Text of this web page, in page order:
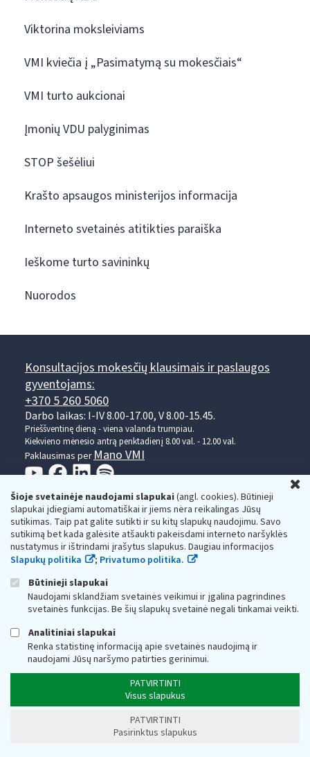
Šioje svetainėje naudojami slapukai(angl. cookies). Būtinieji
slapukai įdiegiami automatiškai ir jiems nėra reikalingas Jūsų
sutikimas. Taip pat galite sutikti ir su kitų slapukų naudojimu. Savo
sutikimą bet kada galėsite atšaukti pakeisdami interneto naršyklės
nustatymus ir ištrindami įrašytus slapukus. Daugiau informacijos
Slapukų politika
; Privatumo politika.
Būtinieji slapukai
Naudojami sklandžiam svetainės veikimui ir įgalina pagrindines
svetainės funkcijas. Be šių slapukų svetainė negali tinkamai veikti.
Analitiniai slapukai
Renka statistinę informaciją apie svetainės naudojimą ir
naudojami Jūsų naršymo patirties gerinimui.
PATVIRTINTI
Visus slapukus
PATVIRTINTI
Pasirinktus slapukus
Viktorina moksleiviams
VMI kviečia į „Pasimatymą su mokesčiais“
VMI turto aukcionai
Įmonių VDU palyginimas
STOP šešėliui
Krašto apsaugos ministerijos informacija
Interneto svetainės atitikties paraiška
Ieškome turto savininkų
Nuorodos
Konsultacijos mokesčių klausimais ir paslaugos
gyventojams:
+370 5 260 5060
Darbo laikas: I-IV 8.00-17.00, V 8.00-15.45.
Prieššventinę dieną - viena valanda trumpiau.
Kiekvieno mėnesio antrą penktadienį 8.00 val. - 12.00 val.
Paklausimas per Mano VMI
Valstybinė mokesčių inspekcija prie Lietuvos
Biudžetinė įstaiga. Juridinio asmens kodas — 188659752,
adresas: Vasario 16-osios g. 14, 01107 Vilnius, Lietuva, el.paštas:
vmi@vmi.lt , E. pristatymo dėžutės adresas 188659752
Duomenys apie Valstybinę mokesčių inspekciją prie Lietuvos
Respublikos finansų ministerijos kaupiami ir saugomi Juridinių
asmenų registre